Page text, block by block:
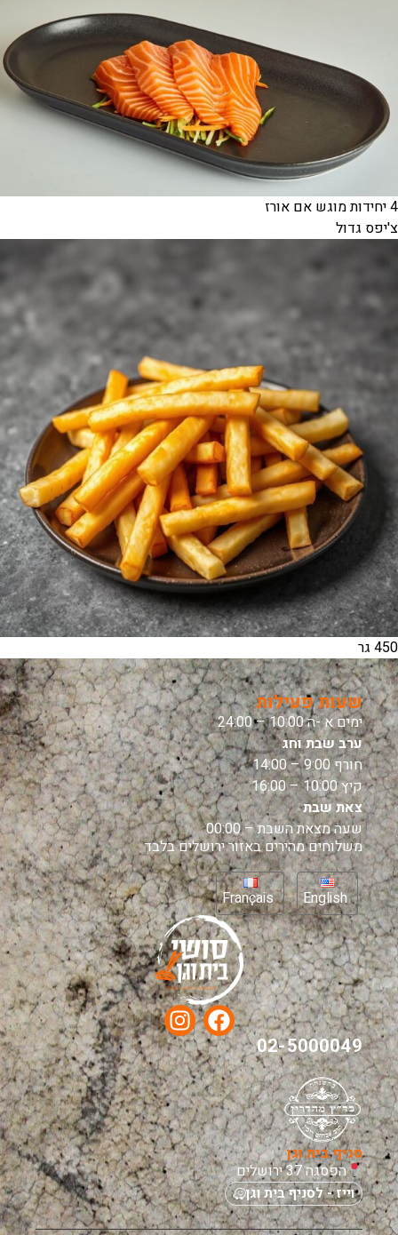
4 יחידות מוגש אם אורז
צ'יפס גדול
450 גר
שעות פעילות
ימים א -ה 10:00 – 24:00
ערב שבת וחג
חורף 9:00 – 14:00
קיץ 10:00 – 16:00
צאת שבת
שעה מצאת השבת – 00:00
משלוחים מהירים באזור ירושלים בלבד
English
Français
02-5000049
סניף בית וגן
הפסגה 37 ירושלים
וייז - לסניף בית וגן